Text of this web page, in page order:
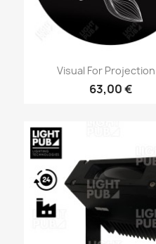
Visual For
63,00 €
Anteprima